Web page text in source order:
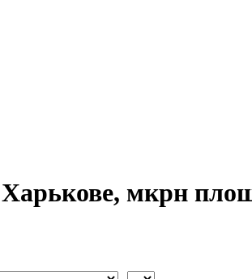
мкрн